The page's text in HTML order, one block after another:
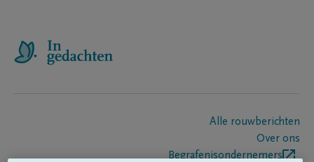
Alle rouwberichten
Over ons
Begrafenisondernemers